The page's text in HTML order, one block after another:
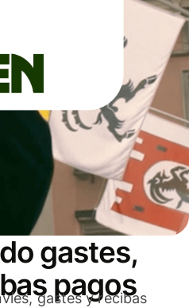
gastes,
pagos
gastes y recibas